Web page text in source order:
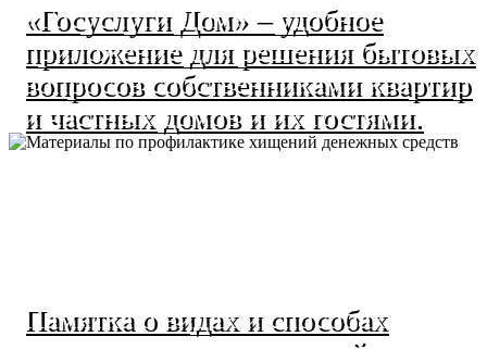
«Госуслуги Дом» – удобное
приложение для решения бытовых
вопросов собственниками квартир
и частных домов и их гостями.
Памятка о видах и способах